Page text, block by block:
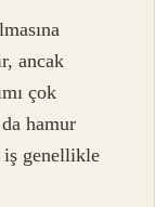
ancak
çok
da hamur
iş genellikle